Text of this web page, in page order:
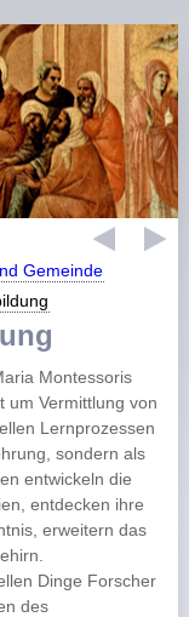
Gemeinde
Montessoris
um Vermittlung von
Lernprozessen
sondern als
entwickeln die
entdecken ihre
erweitern das
Dinge Forscher
des